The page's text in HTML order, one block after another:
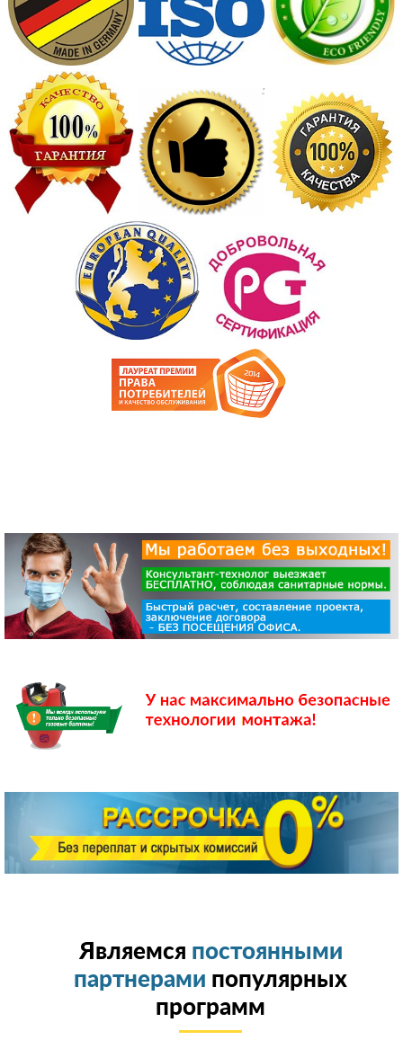
Являемся постоянными
партнерами популярных
программ